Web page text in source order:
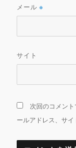
メール※
サイト
次回のコメン
ールアドレス、サイ